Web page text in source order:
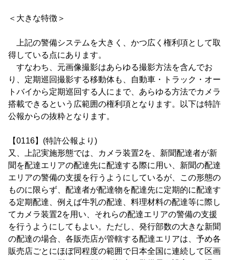
＜大きな特徴＞
上記の警備システムを大きく、かつ広く権利項として取
得している点にあります。
すなわち、元画像撮影はあらゆる撮影方法を含んでお
り、定期巡回撮影する移動体も、自動車・トラック・オー
トバイから定期巡回する人にまで、あらゆる方法でカメラ
搭載できるという広範囲の権利項となります。以下は特許
公報からの抜粋となります。
【0116】(特許公報より)
又、上記実施形態では、カメラ装置2を、新聞配達者が新
聞を配達エリアの配達先に配達する際に用い、新聞の配達
エリアの警備の支援を行うようにしているが、この形態の
ものに限らず、配達者が配達物を配達先に定期的に配達す
る定期配達、例えば牛乳の配達、料理材料の配達等に際し
てカメラ装置2を用い、それらの配達エリアの警備の支援
を行うようにしてもよい。ただし、発行部数の大きな新聞
の配達の場合、各販売店が管轄する配達エリアは、予め各
販売店ごとにほぼ同程度の範囲で日本全国に連続して区画